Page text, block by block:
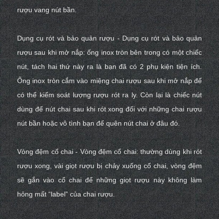
rượu vangnút bần.
Dụng cụ rót và bảo quản rượu - Dụng cụ rót và bảo quản
rượu sau khi mở nắp: ống inox tròn bên trong có một chiếc
nút, tách hai thứ này ra là bạn đã có 2 phụ kiện tiện ích.
Ống inox tròn cắm vào miệng chai rượu sau khi mở nắp để
có thể kiểm soát lượng rượu rót ra ly. Còn lại là chiếc nút
dùng để nút chai sau khi rót xong đối với những chai rượu
nút bần hoặc vô tình bạn để quên nút chai ở đâu đó.
Vòng đệm cổ chai - Vòng đệm cổ chai: thường dùng khi rót
rượu xong, vài giọt rượu bị chảy xuống cổ chai, vòng đệm
sẽ gắn vào cổ chai để những giọt rượu này không làm
hỏng mất “label” của chai rượu.